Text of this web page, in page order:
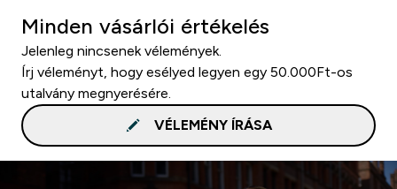
Minden vásárlói értékelés
Jelenleg nincsenek vélemények.
Írj véleményt, hogy esélyed legyen egy 50.000Ft-os
utalvány megnyerésére.
VÉLEMÉNY ÍRÁSA